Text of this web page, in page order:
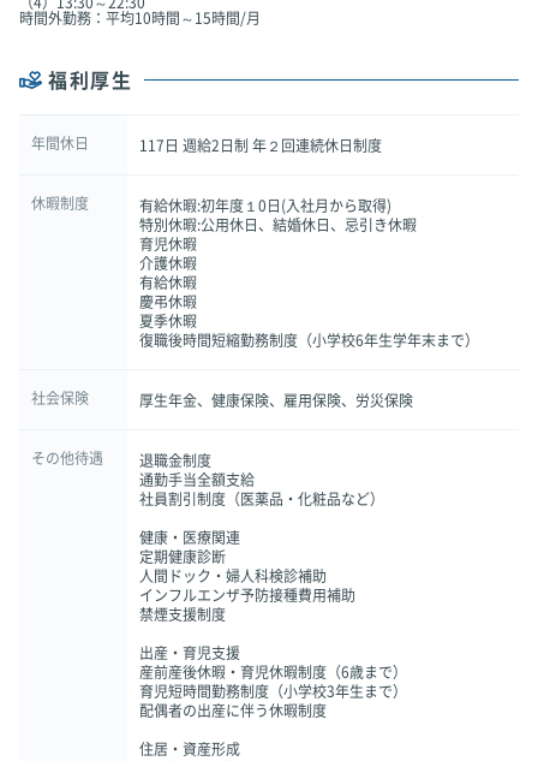
時間外勤務：平均10時間～15時間/月
福利厚生
年間休日 117日 週給2日制 年２回連続休日制度
休暇制度
有給休暇:初年度１0日(入社月から取得)
特別休暇:公用休日、結婚休日、忌引き休暇
育児休暇
介護休暇
有給休暇
慶弔休暇
夏季休暇
復職後時間短縮勤務制度（小学校6年生学年末まで）
社会保険 厚生年金、健康保険、雇用保険、労災保険
その他待遇
退職金制度
通勤手当全額支給
社員割引制度（医薬品・化粧品など）
健康・医療関連
定期健康診断
人間ドック・婦人科検診補助
インフルエンザ予防接種費用補助
禁煙支援制度
出産・育児支援
産前産後休暇・育児休暇制度（6歳まで）
育児短時間勤務制度（小学校3年生まで）
配偶者の出産に伴う休暇制度
住居・資産形成